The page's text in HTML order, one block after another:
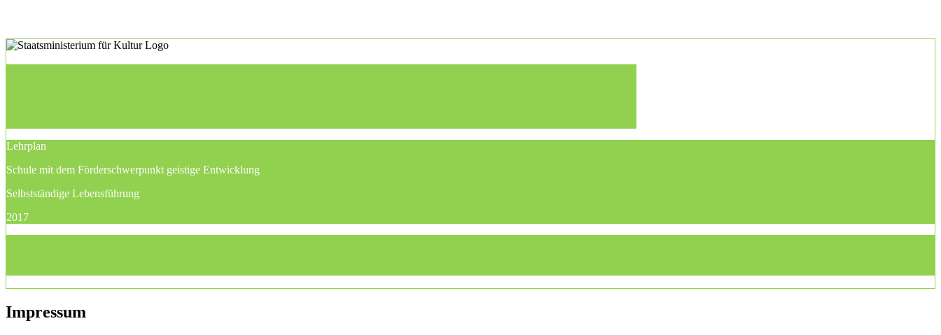
Lehrplan
Schule mit dem Förderschwerpunkt geistige Entwicklung
Selbstständige Lebensführung
2017
Impressum